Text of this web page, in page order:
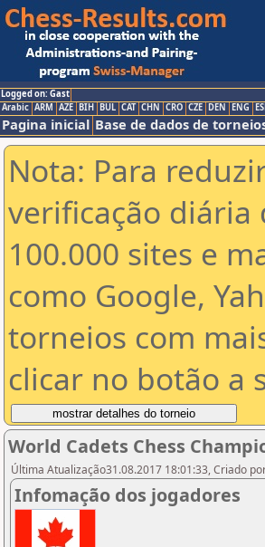
Logged on: Gast
Arabic ARM AZE BIH BUL CAT CHN CRO CZE DEN ENG
Pagina inicial Base de dados de
Nota: Para
verificação diária
100.000 sites e
como Google,
torneios com
clicar no botão a
World Cadets Chess
Última Atualização31.08.2017 18:01:33, Criado
Infomação dos jogadores